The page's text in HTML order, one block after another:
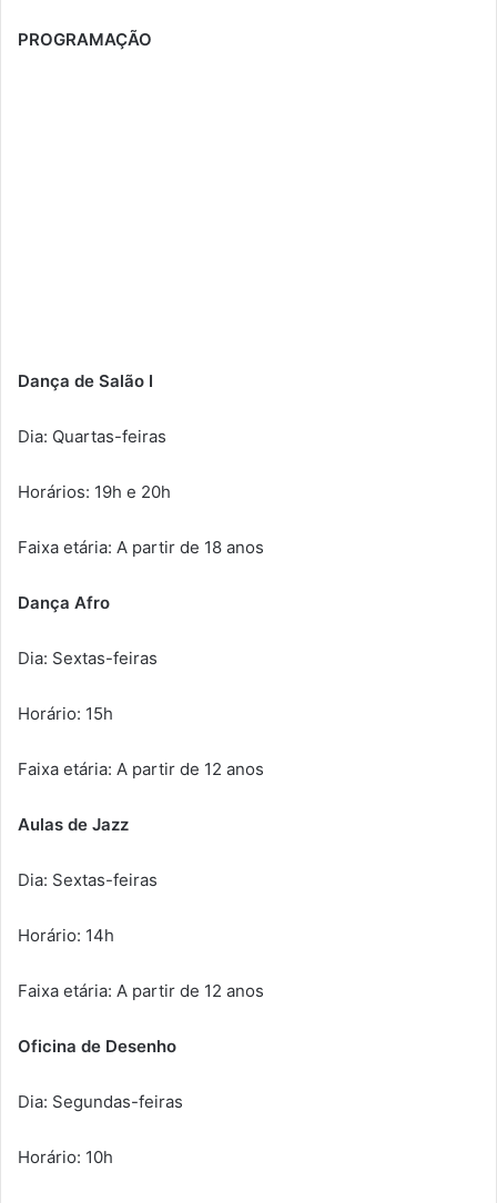
PROGRAMAÇÃO
Dança de Salão I
Dia: Quartas-feiras
Horários: 19h e 20h
Faixa etária: A partir de 18 anos
Dança Afro
Dia: Sextas-feiras
Horário: 15h
Faixa etária: A partir de 12 anos
Aulas de Jazz
Dia: Sextas-feiras
Horário: 14h
Faixa etária: A partir de 12 anos
Oficina de Desenho
Dia: Segundas-feiras
Horário: 10h